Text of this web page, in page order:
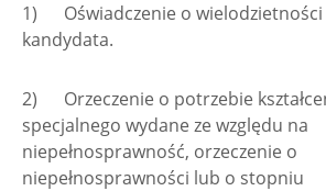
1) Oświadczenie o wielodzietności
kandydata.
2) Orzeczenie o potrzebie
specjalnego wydane ze względu na
niepełnosprawność, orzeczenie o
niepełnosprawności lub o stopniu